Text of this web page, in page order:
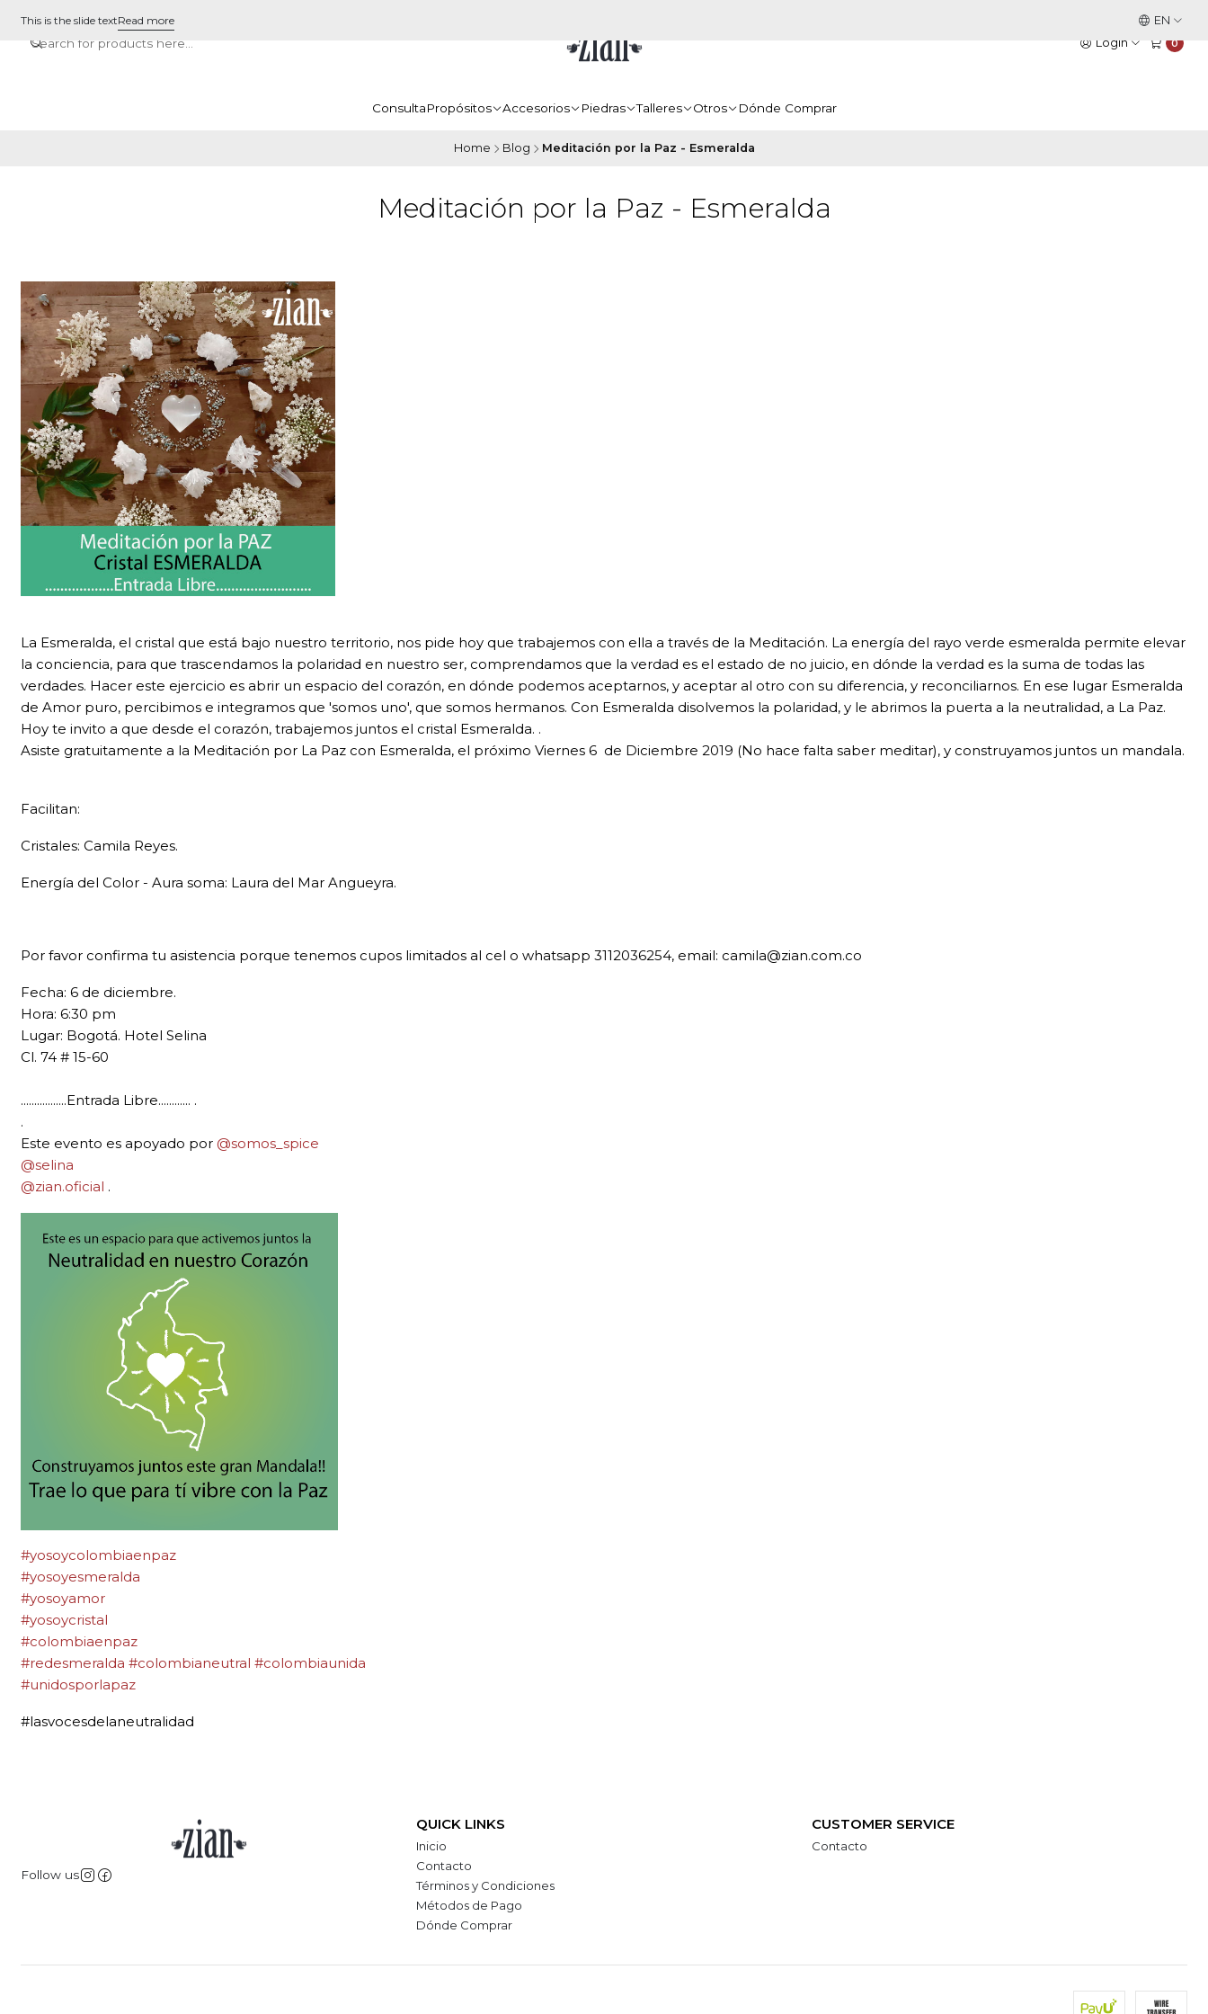
Login 0
ConsultaPropósitos Accesorios Piedras Talleres Otros Dónde Comprar
This is the slide textRead more EN
Home Blog Meditación por la Paz - Esmeralda
Meditación por la Paz - Esmeralda
La Esmeralda, el cristal que está bajo nuestro territorio, nos pide hoy que trabajemos con ella a través de la Meditación. La energía del rayo verde esmeralda permite elevar
la conciencia, para que trascendamos la polaridad en nuestro ser, comprendamos que la verdad es el estado de no juicio, en dónde la verdad es la suma de todas las
verdades. Hacer este ejercicio es abrir un espacio del corazón, en dónde podemos aceptarnos, y aceptar al otro con su diferencia, y reconciliarnos. En ese lugar Esmeralda
de Amor puro, percibimos e integramos que 'somos uno', que somos hermanos. Con Esmeralda disolvemos la polaridad, y le abrimos la puerta a la neutralidad, a La Paz.
Hoy te invito a que desde el corazón, trabajemos juntos el cristal Esmeralda. .
Asiste gratuitamente a la Meditación por La Paz con Esmeralda, el próximo Viernes 6 de Diciembre 2019 (No hace falta saber meditar), y construyamos juntos un mandala.
Facilitan:
Cristales: Camila Reyes.
Energía del Color - Aura soma: Laura del Mar Angueyra.
Por favor confirma tu asistencia porque tenemos cupos limitados al cel o whatsapp 3112036254, email: camila@zian.com.co
Fecha: 6 de diciembre.
Hora: 6:30 pm
Lugar: Bogotá. Hotel Selina
Cl. 74 # 15-60
.................Entrada Libre............ .
.
Este evento es apoyado por @somos_spice
@selina
@zian.oficial .
#yosoycolombiaenpaz
#yosoyesmeralda
#yosoyamor
#yosoycristal
#colombiaenpaz
#redesmeralda #colombianeutral #colombiaunida
#unidosporlapaz
#lasvocesdelaneutralidad
Follow us
QUICK LINKS
Inicio
Contacto
Términos y Condiciones
Métodos de Pago
Dónde Comprar
CUSTOMER SERVICE
Contacto